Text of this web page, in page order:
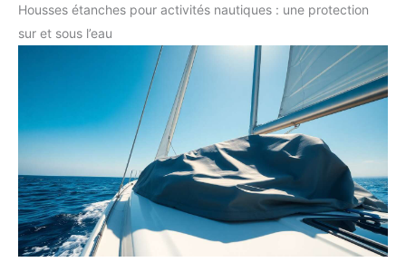
Housses étanches pour activités nautiques : une protection
sur et sous l’eau